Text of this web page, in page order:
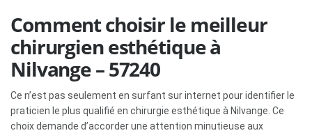
Comment choisir le meilleur
chirurgien esthétique à
Nilvange – 57240
Ce n’est pas seulement en surfant sur internet pour identifier le
praticien le plus qualifié en chirurgie esthétique à Nilvange. Ce
choix demande d’accorder une attention minutieuse aux